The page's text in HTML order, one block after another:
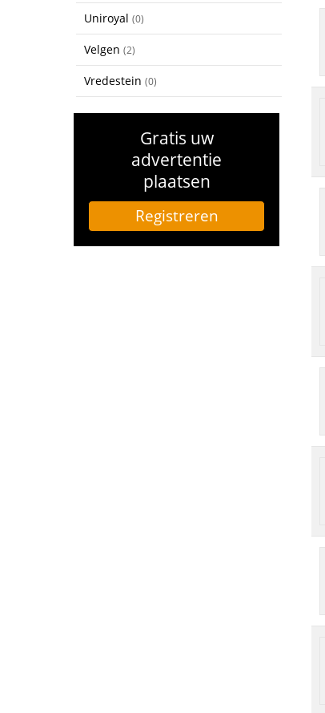
Uniroyal (0)
Velgen (2)
Vredestein (0)
Gratis uw
advertentie
plaatsen
Registreren